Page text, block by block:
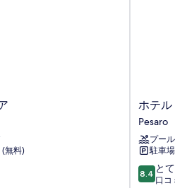
(無料)
ホ
テ
ル
カ
エ
サ
ル
ホテル
Pesaro
プール
駐車
10
段
8.4 と
口コ